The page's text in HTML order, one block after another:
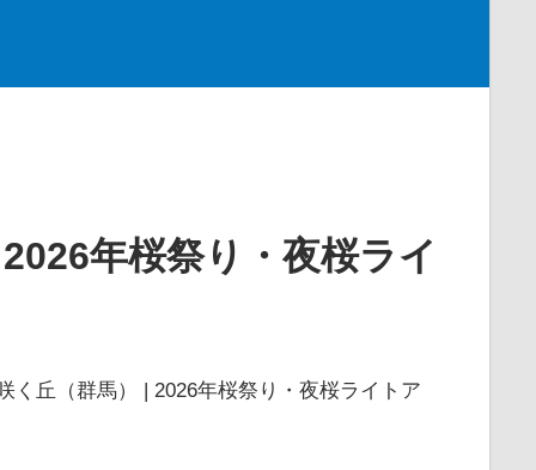
年桜祭り・夜桜ライ
く丘（群馬） | 2026年桜祭り・夜桜ライトア